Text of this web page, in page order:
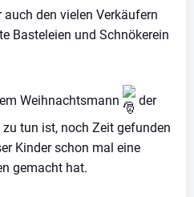
den vielen Verkäufern
Basteleien und Schnökerein
Weihnachtsmann
der
tun ist, noch Zeit gefunden
Kinder schon mal eine
gemacht hat.